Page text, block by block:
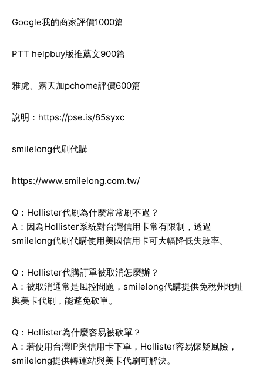
Google我的商家評價1000篇
PTT helpbuy版推薦文900篇
雅虎、露天加pchome評價600篇
說明： https://pse.is/85syxc
smilelong代刷代購
https://www.smilelong.com.tw/
Q：Hollister代刷為什麼常常刷不過？
A：因為Hollister系統對台灣信用卡常有限制，透過
smilelong代刷代購使用美國信用卡可大幅降低失敗率。
Q：Hollister代購訂單被取消怎麼辦？
A：被取消通常是風控問題，smilelong代購提供免稅州地址
與美卡代刷，能避免砍單。
Q：Hollister為什麼容易被砍單？
A：若使用台灣IP與信用卡下單，Hollister容易懷疑風險，
smilelong提供轉運站與美卡代刷可解決。